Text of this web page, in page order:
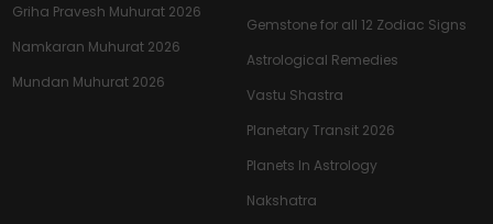
Griha Pravesh Muhurat 2026
Namkaran Muhurat 2026
Mundan Muhurat 2026
Gemstone for all 12 Zodiac Signs
Astrological Remedies
Vastu Shastra
Planetary Transit 2026
Planets In Astrology
Nakshatra